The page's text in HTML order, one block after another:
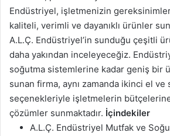
Endüstriyel, işletmenizin
kaliteli, verimli ve dayanıklı ürünler
A.L.Ç. Endüstriyel’in sunduğu çeşitli
daha yakından inceleyeceğiz.
soğutma sistemlerine kadar geniş bir
sunan firma, aynı zamanda ikinci el ve
seçenekleriyle işletmelerin
çözümler sunmaktadır. İçindekiler
A.L.Ç. Endüstriyel Mutfak ve